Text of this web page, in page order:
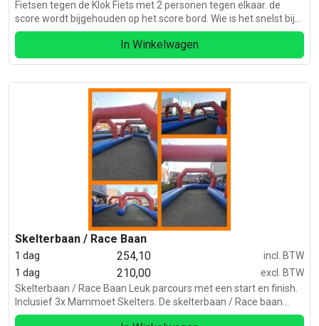
Fietsen tegen de Klok Fiets met 2 personen tegen elkaar. de
score wordt bijgehouden op het score bord. Wie is het snelst bij
de finish? zeskamp, teambuilding, sportdagen,
In Winkelwagen
Skelterbaan / Race Baan
1 dag 254,10
incl. BTW
1 dag
210,00
excl. BTW
Skelterbaan / Race Baan Leuk parcours met een start en finish.
Inclusief 3x Mammoet Skelters. De skelterbaan / Race baan
heeft een afmeting van 20 meter land x 10 meter breed.